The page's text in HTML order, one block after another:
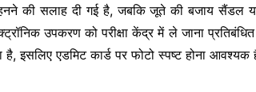
की सलाह दी गई है, जबकि जूते की बजाय सैंडल या
उपकरण को परीक्षा केंद्र में ले जाना
इसलिए एडमिट कार्ड पर फोटो स्पष्ट होना आवश्यक